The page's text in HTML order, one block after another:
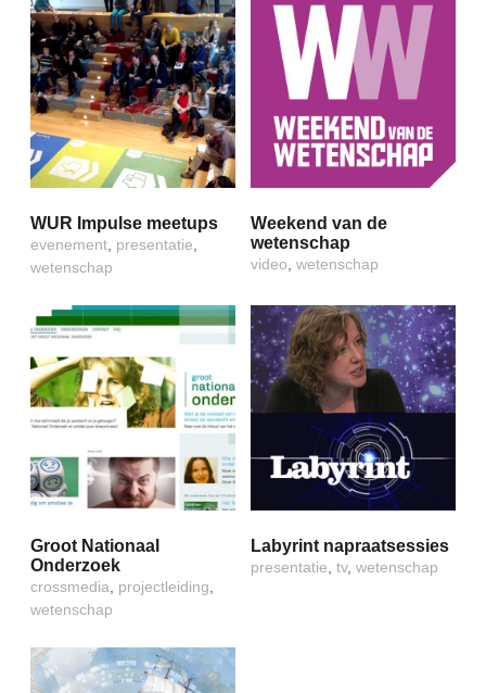
WUR Impulse meetups
evenement, presentatie,
wetenschap
Weekend van de
wetenschap
video,wetenschap
Groot Nationaal
Onderzoek
crossmedia projectleiding
wetenschap
Labyrint napraatsessies
presentatie ,tv,wetenschap